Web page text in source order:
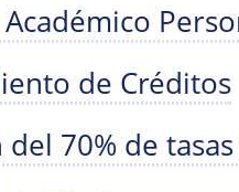
de Créditos
70% de